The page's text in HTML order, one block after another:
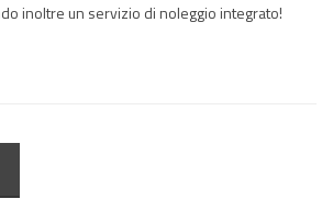
inoltre un servizio di noleggio integrato!